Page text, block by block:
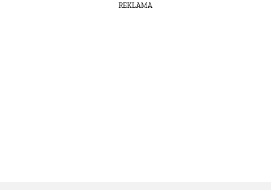
REKLAMA